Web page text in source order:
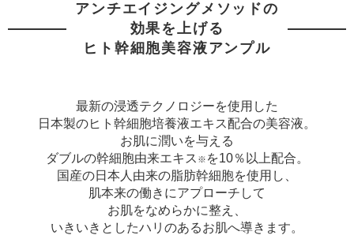
アンチエイジングメソッドの
効果を上げる
ヒト幹細胞美容液アンプル
最新の浸透テクノロジーを使用した
日本製のヒト幹細胞培養液エキス配合の美容液。
お肌に潤いを与える
ダブルの幹細胞由来エキス
を10％以上配合。
国産の日本人由来の脂肪幹細胞を使用し、
肌本来の働きにアプローチして
お肌をなめらかに整え、
いきいきとしたハリのあるお肌へ導きます。